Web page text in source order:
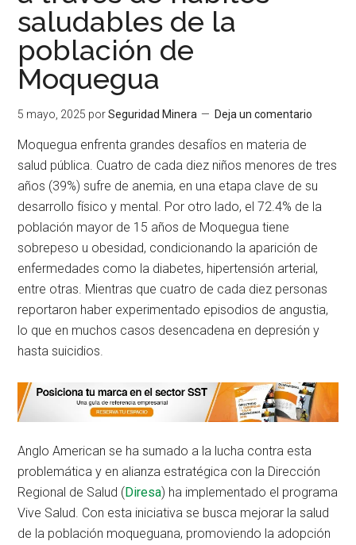
saludables de la
población de
Moquegua
5 mayo, 2025 porSeguridad Minera Deja un comentario
Moquegua enfrenta grandes desafíos en materia de
salud pública. Cuatro de cada diez niños menores de tres
años (39%) sufre de anemia, en una etapa clave de su
desarrollo físico y mental. Por otro lado, el 72.4% de la
población mayor de 15 años de Moquegua tiene
sobrepeso u obesidad, condicionando la aparición de
enfermedades como la diabetes, hipertensión arterial,
entre otras. Mientras que cuatro de cada diez personas
reportaron haber experimentado episodios de angustia,
lo que en muchos casos desencadena en depresión y
hasta suicidios.
Anglo American se ha sumado a la lucha contra esta
problemática y en alianza estratégica con la Dirección
Regional de Salud (Diresa) ha implementado el programa
Vive Salud. Con esta iniciativa se busca mejorar la salud
de la población moqueguana, promoviendo la adopción